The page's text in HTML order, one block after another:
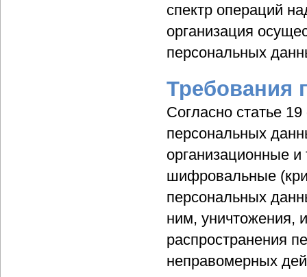
спектр операций
организация
персональных
Требования
Согласно статье
персональных
организационные
шифровальные
персональных
ним, уничтожения,
распространения
неправомерных